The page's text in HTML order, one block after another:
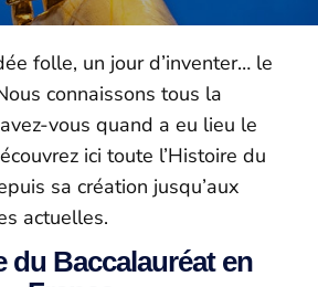
folle, un jour d’inventer… le
connaissons tous la
vous quand a eu lieu le
ici toute l’Histoire du
sa création jusqu’aux
actuelles.
du Baccalauréat en